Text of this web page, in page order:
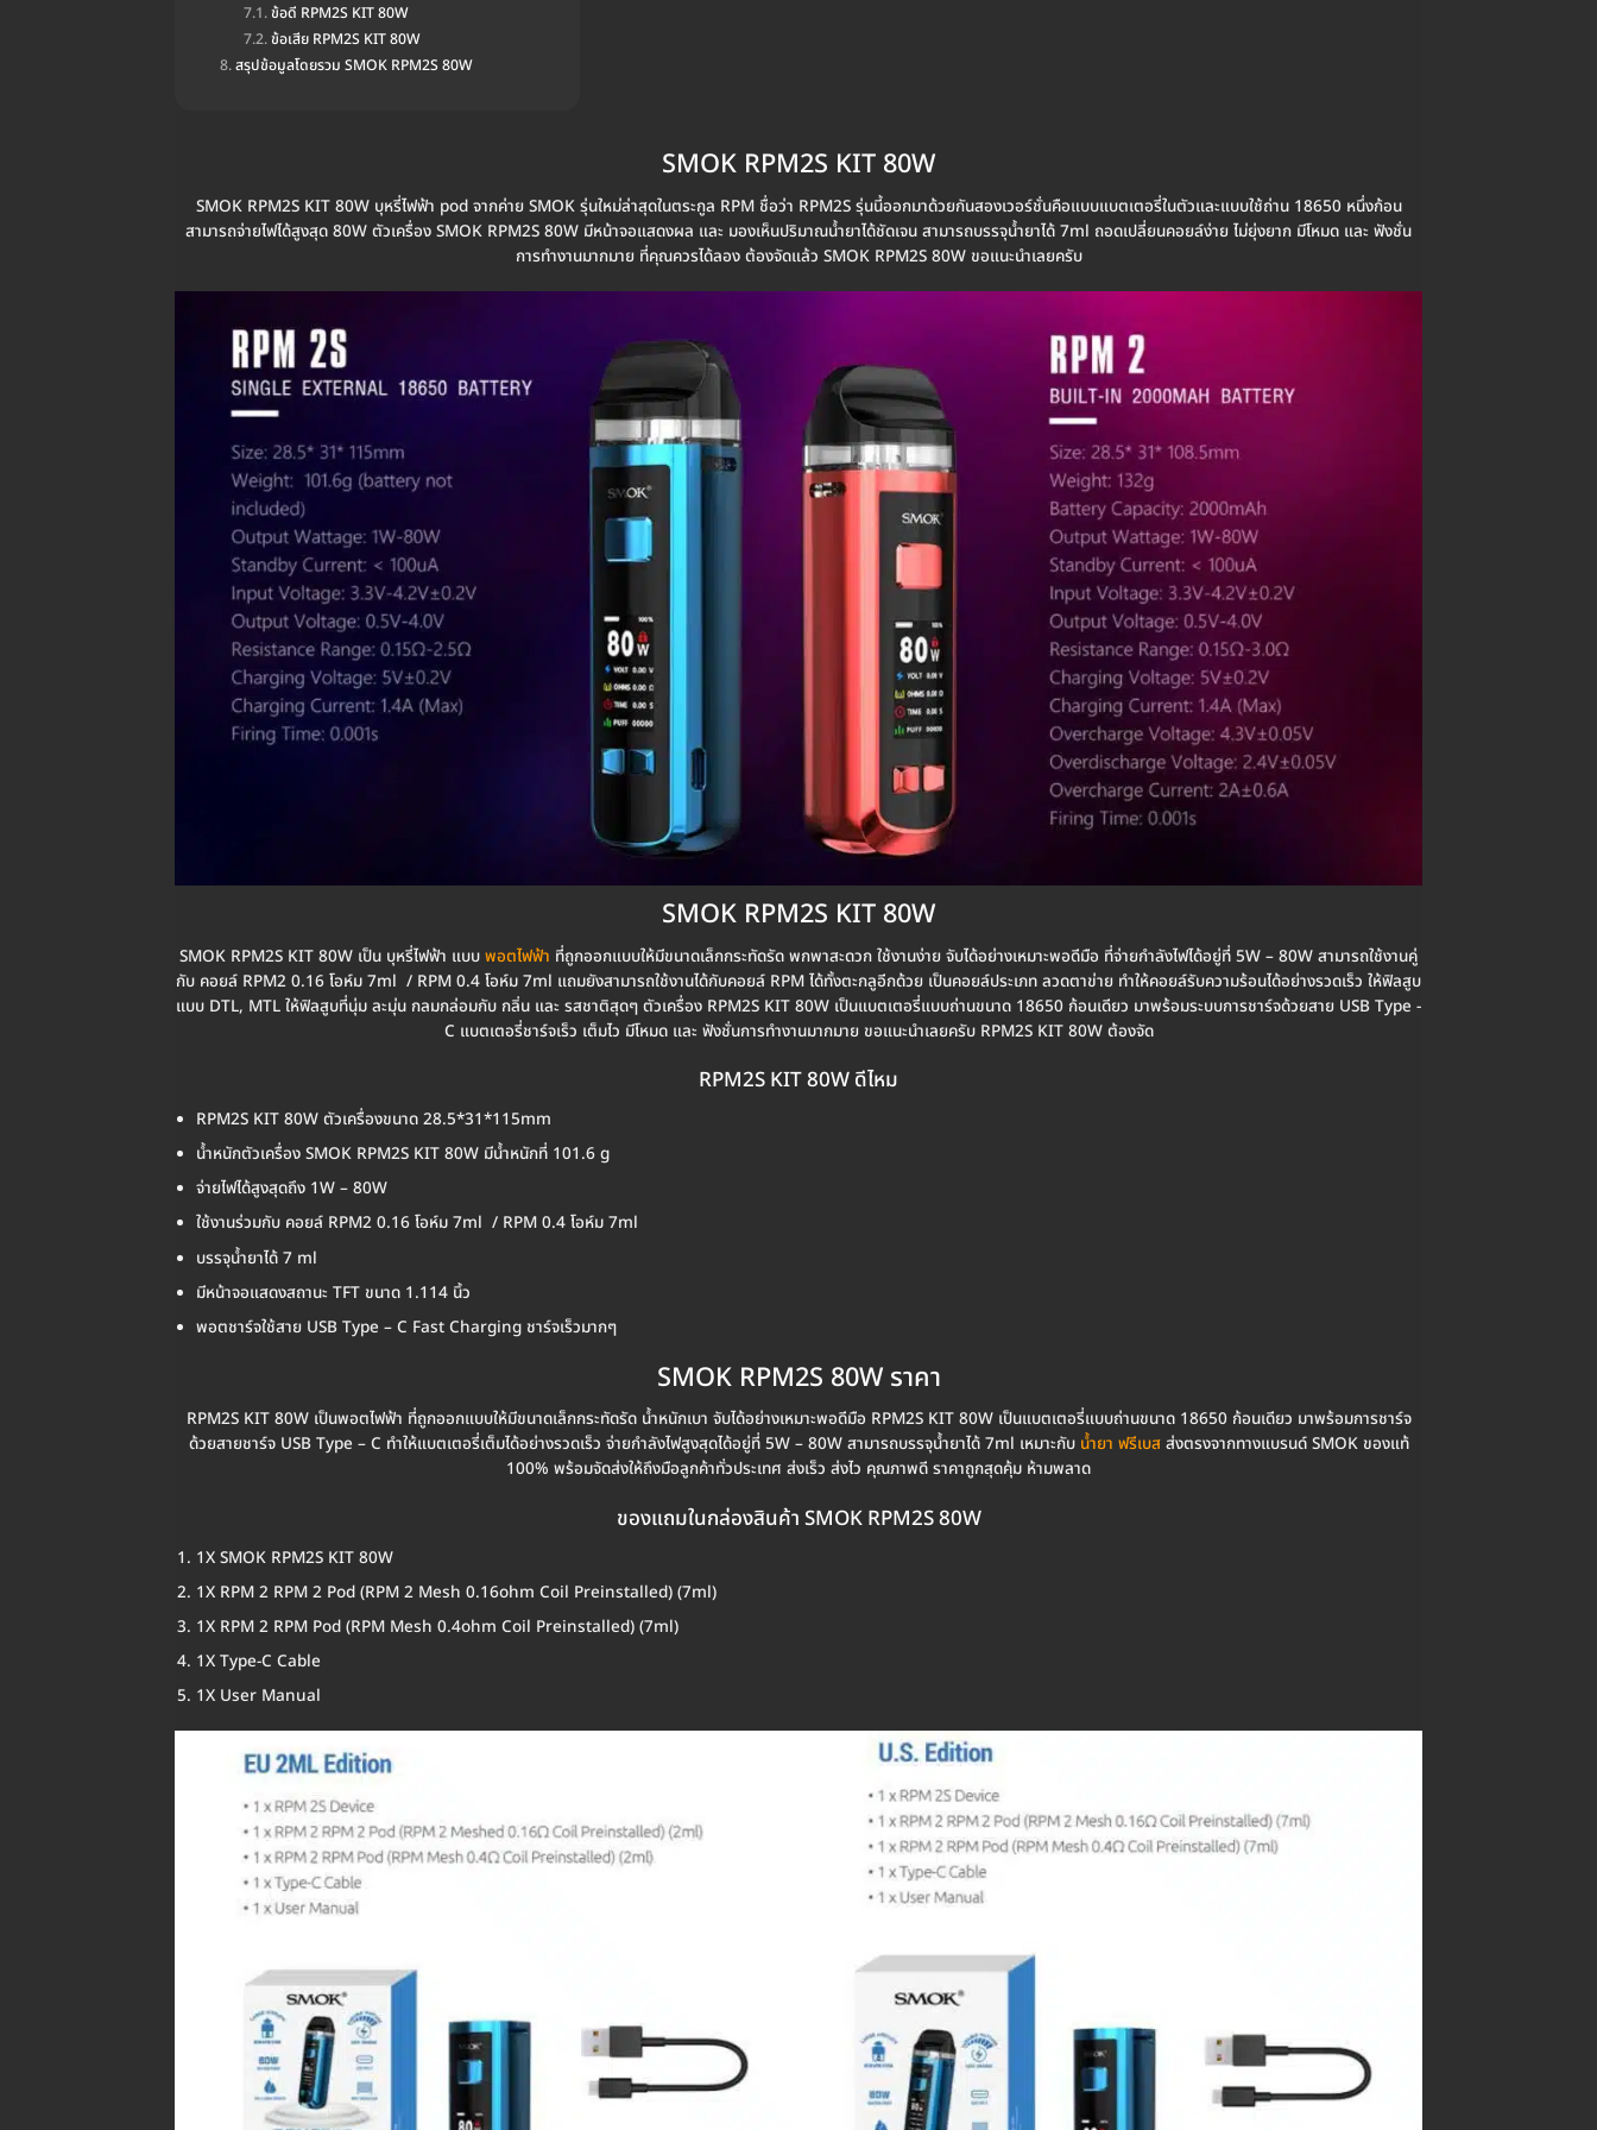
ข้อดี RPM2S KIT 80W
ข้อเสีย RPM2S KIT 80W
สรุปข้อมูลโดยรวม SMOK RPM2S 80W
SMOK RPM2S KIT 80W
SMOK RPM2S KIT 80W บุหรี่ไฟฟ้า pod จากค่าย SMOK รุ่นใหม่ล่าสุดในตระกูล RPM ชื่อว่า RPM2S รุ่นนี้ออกมาด้วยกันสองเวอร์ชั่นคือแบบแบตเตอรี่ในตัวและแบบใช้ถ่าน 18650 หนึ่งก้อน
สามารถจ่ายไฟได้สูงสุด 80W ตัวเครื่อง SMOK RPM2S 80W มีหน้าจอแสดงผล และ มองเห็นปริมาณน้ำยาได้ชัดเจน สามารถบรรจุน้ำยาได้ 7ml ถอดเปลี่ยนคอยล์ง่าย ไม่ยุ่งยาก มีโหมด และ ฟังชั่น
การทำงานมากมาย ที่คุณควรได้ลอง ต้องจัดแล้ว SMOK RPM2S 80W ขอแนะนำเลยครับ
SMOK RPM2S KIT 80W
SMOK RPM2S KIT 80W เป็น บุหรี่ไฟฟ้า แบบ พอตไฟฟ้า ที่ถูกออกแบบให้มีขนาดเล็กกระทัดรัด พกพาสะดวก ใช้งานง่าย จับได้อย่างเหมาะพอดีมือ ที่จ่ายกำลังไฟได้อยู่ที่ 5W – 80W สามารถใช้งานคู่
กับ คอยล์ RPM2 0.16 โอห์ม 7ml / RPM 0.4 โอห์ม 7ml แถมยังสามารถใช้งานได้กับคอยล์ RPM ได้ทั้งตะกลูอีกด้วย เป็นคอยล์ประเภท ลวดตาข่าย ทำให้คอยล์รับความร้อนได้อย่างรวดเร็ว ให้ฟิลสูบ
แบบ DTL, MTL ให้ฟิลสูบที่นุ่ม ละมุ่น กลมกล่อมกับ กลิ่น และ รสชาติสุดๆ ตัวเครื่อง RPM2S KIT 80W เป็นแบตเตอรี่แบบถ่านขนาด 18650 ก้อนเดียว มาพร้อมระบบการชาร์จด้วยสาย USB Type -
C แบตเตอรี่ชาร์จเร็ว เต็มไว มีโหมด และ ฟังชั่นการทำงานมากมาย ขอแนะนำเลยครับ RPM2S KIT 80W ต้องจัด
RPM2S KIT 80W ดีไหม
RPM2S KIT 80W ตัวเครื่องขนาด 28.5*31*115mm
น้ำหนักตัวเครื่อง SMOK RPM2S KIT 80W มีน้ำหนักที่ 101.6 g
จ่ายไฟได้สูงสุดถึง 1W – 80W
ใช้งานร่วมกับ คอยล์ RPM2 0.16 โอห์ม 7ml / RPM 0.4 โอห์ม 7ml
บรรจุน้ำยาได้ 7 ml
มีหน้าจอแสดงสถานะ TFT ขนาด 1.114 นิ้ว
พอตชาร์จใช้สาย USB Type – C Fast Charging ชาร์จเร็วมากๆ
SMOK RPM2S 80W ราคา
RPM2S KIT 80W เป็นพอตไฟฟ้า ที่ถูกออกแบบให้มีขนาดเล็กกระทัดรัด น้ำหนักเบา จับได้อย่างเหมาะพอดีมือ RPM2S KIT 80W เป็นแบตเตอรี่แบบถ่านขนาด 18650 ก้อนเดียว มาพร้อมการชาร์จ
ด้วยสายชาร์จ USB Type – C ทำให้แบตเตอรี่เต็มได้อย่างรวดเร็ว จ่ายกำลังไฟสูงสุดได้อยู่ที่ 5W – 80W สามารถบรรจุน้ำยาได้ 7ml เหมาะกับ น้ำยา ฟรีเบสส่งตรงจากทางแบรนด์ SMOK ของแท้
100% พร้อมจัดส่งให้ถึงมือลูกค้าทั่วประเทศ ส่งเร็ว ส่งไว คุณภาพดี ราคาถูกสุดคุ้ม ห้ามพลาด
ของแถมในกล่องสินค้า SMOK RPM2S 80W
1X SMOK RPM2S KIT 80W
1X RPM 2 RPM 2 Pod (RPM 2 Mesh 0.16ohm Coil Preinstalled) (7ml)
1X RPM 2 RPM Pod (RPM Mesh 0.4ohm Coil Preinstalled) (7ml)
1X Type-C Cable
1X User Manual